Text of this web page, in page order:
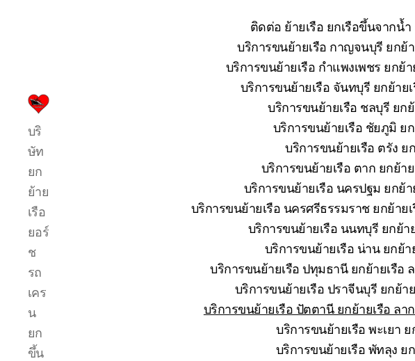
รับ
ขน
ย้าย
ใหญ่
เครน
ยก
ขึ้น
จาก
น้ำ
โทร
0818900005
บริษัท
บริ
ษัท
ยก
ย้าย
เรือ
ยอร์
ช
รถ
เคร
น
ยก
ขึ้น
ติดต่อ ย้ายเรือ ยกเรือขึ้นจากน้
บริการขนย้ายเรือ กาญจนบุรี ยกย้า
บริการขนย้ายเรือ กำแพงเพชร ยกย้า
บริการขนย้ายเรือ จันทบุรี ยกย้าย
บริการขนย้ายเรือ ชลบุรี ยก
บริการขนย้ายเรือ ชัยภูมิ ยก
บริการขนย้ายเรือ ตรัง ย
บริการขนย้ายเรือ ตาก ยกย้าย
บริการขนย้ายเรือ นครปฐม ยกย้า
บริการขนย้ายเรือ นครศรีธรรมราช ยกย้ายเ
บริการขนย้ายเรือ นนทบุรี ยกย้า
บริการขนย้ายเรือ น่าน ยกย้า
บริการขนย้ายเรือ ปทุมธานี ยกย้ายเรือ
บริการขนย้ายเรือ ปราจีนบุรี ยกย้า
บริการขนย้ายเรือ ปัตตานี ยกย้ายเรือ ลา
บริการขนย้ายเรือ พะเยา ย
บริการขนย้ายเรือ พัทลุง ย